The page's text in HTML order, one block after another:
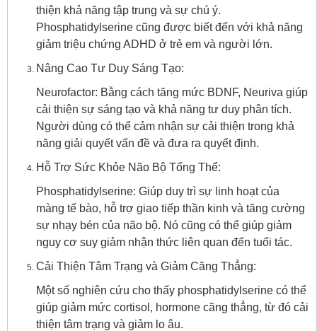
thiện khả năng tập trung và sự chú ý.
Phosphatidylserine cũng được biết đến với khả năng
giảm triệu chứng ADHD ở trẻ em và người lớn.
Nâng Cao Tư Duy Sáng Tạo:
Neurofactor: Bằng cách tăng mức BDNF, Neuriva giúp
cải thiện sự sáng tạo và khả năng tư duy phân tích.
Người dùng có thể cảm nhận sự cải thiện trong khả
năng giải quyết vấn đề và đưa ra quyết định.
Hỗ Trợ Sức Khỏe Não Bộ Tổng Thể:
Phosphatidylserine: Giúp duy trì sự linh hoạt của
màng tế bào, hỗ trợ giao tiếp thần kinh và tăng cường
sự nhạy bén của não bộ. Nó cũng có thể giúp giảm
nguy cơ suy giảm nhận thức liên quan đến tuổi tác.
Cải Thiện Tâm Trạng và Giảm Căng Thẳng:
Một số nghiên cứu cho thấy phosphatidylserine có thể
giúp giảm mức cortisol, hormone căng thẳng, từ đó cải
thiện tâm trạng và giảm lo âu.